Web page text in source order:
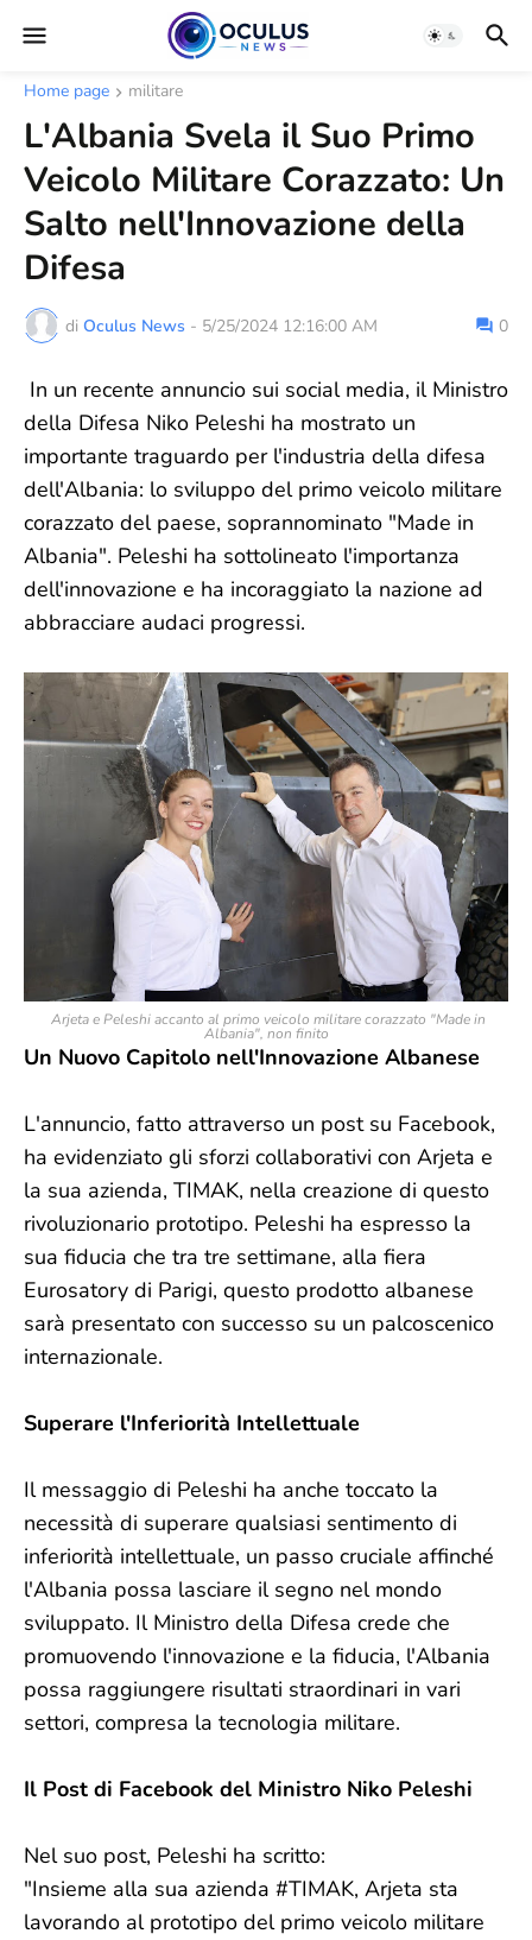
Home page militare
L'Albania Svela il Suo Primo
Veicolo Militare Corazzato: Un
Salto nell'Innovazione della
Difesa
di Oculus News - 5/25/2024 12:16:00 AM 0
In un recente annuncio sui social media, il Ministro
della Difesa Niko Peleshi ha mostrato un
importante traguardo per l'industria della difesa
dell'Albania: lo sviluppo del primo veicolo militare
corazzato del paese, soprannominato "Made in
Albania". Peleshi ha sottolineato l'importanza
dell'innovazione e ha incoraggiato la nazione ad
abbracciare audaci progressi.
Arjeta e Peleshi accanto al primo veicolo militare corazzato "Made in
Albania", non finito
Un Nuovo Capitolo nell'Innovazione Albanese
L'annuncio, fatto attraverso un post su Facebook,
ha evidenziato gli sforzi collaborativi con Arjeta e
la sua azienda, TIMAK, nella creazione di questo
rivoluzionario prototipo. Peleshi ha espresso la
sua fiducia che tra tre settimane, alla fiera
Eurosatory di Parigi, questo prodotto albanese
sarà presentato con successo su un palcoscenico
internazionale.
Superare l'Inferiorità Intellettuale
Il messaggio di Peleshi ha anche toccato la
necessità di superare qualsiasi sentimento di
inferiorità intellettuale, un passo cruciale affinché
l'Albania possa lasciare il segno nel mondo
sviluppato. Il Ministro della Difesa crede che
promuovendo l'innovazione e la fiducia, l'Albania
possa raggiungere risultati straordinari in vari
settori, compresa la tecnologia militare.
Il Post di Facebook del Ministro Niko Peleshi
Nel suo post, Peleshi ha scritto:
"Insieme alla sua azienda #TIMAK, Arjeta sta
lavorando al prototipo del primo veicolo militare